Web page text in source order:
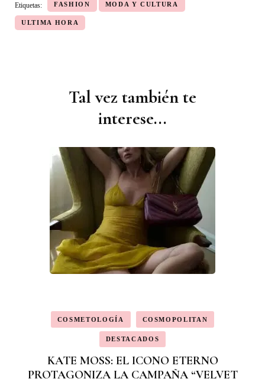
Etiquetas: FASHION MODA Y CULTURA
ULTIMA HORA
Tal vez también te
interese...
COSMETOLOGÍA COSMOPOLITAN
DESTACADOS
KATE MOSS: EL ICONO ETERNO
PROTAGONIZA LA CAMPAÑA “VELVET